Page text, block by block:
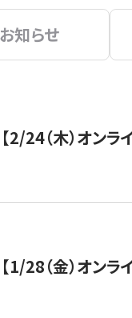
お知らせ
【2/24（木）オン
【1/28（金）オン